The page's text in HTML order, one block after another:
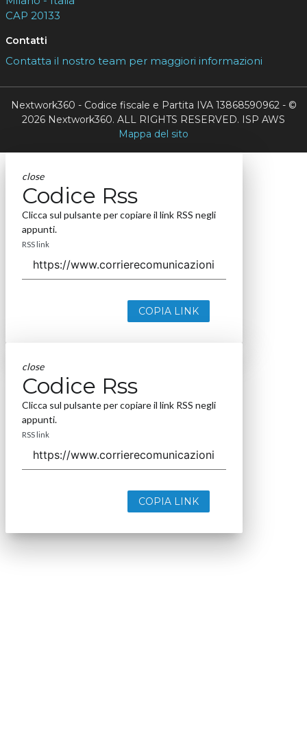
CAP 20133
Contatti
Contatta il nostro team per maggiori informazioni
Nextwork360 - Codice fiscale e Partita IVA 13868590962 - ©
2026 Nextwork360. ALL RIGHTS RESERVED. ISP AWS
Mappa del sito
close
Codice Rss
Clicca sul pulsante per copiare il link RSS negli
appunti.
RSS link
COPIA LINK
close
Codice Rss
Clicca sul pulsante per copiare il link RSS negli
appunti.
RSS link
COPIA LINK